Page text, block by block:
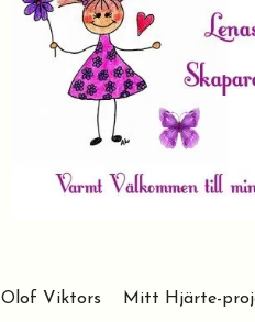
Olof Viktors Mitt Hjärte-